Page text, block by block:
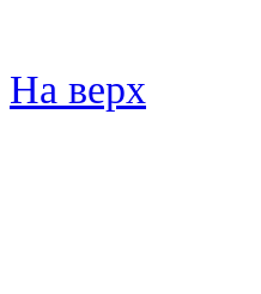
На верх